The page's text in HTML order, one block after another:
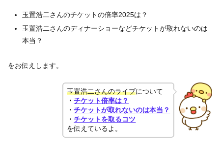
玉置浩二さんのチケットの倍率2025は？
玉置浩二さんのディナーショーなどチケットが取れないのは
本当？
をお伝えします。
玉置浩二さんのライブについて
・チケット倍率は？
・チケットが取れないのは本当？
・チケットを取るコツ
を伝えているよ。